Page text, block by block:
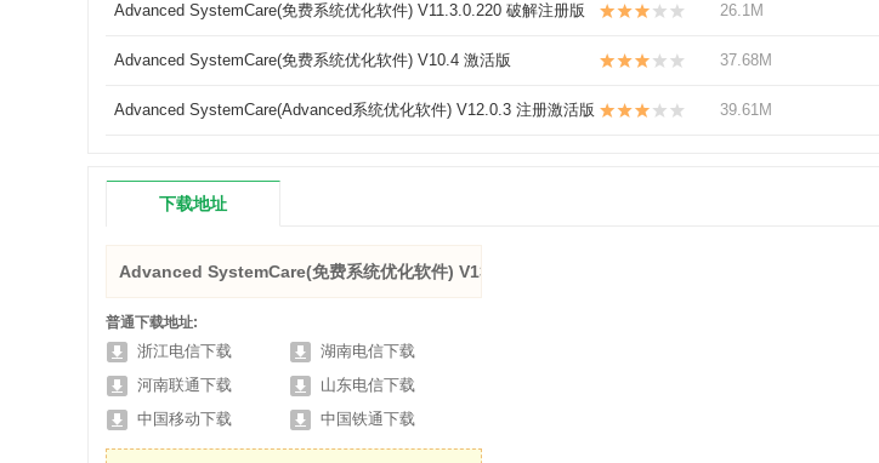
Advanced SystemCare(免费系统优化软件) V11.3.0.220 破解注册版 26.1M
Advanced SystemCare(免费系统优化软件) V10.4 激活版 37.68M
Advanced SystemCare(Advanced系统优化软件) V12.0.3 注册激活版 39.61M
下载地址
Advanced SystemCare(免费系统优化软件) V13.0.2.172 官方最新版
普通下载地址:
浙江电信下载
湖南电信下载
河南联通下载
山东电信下载
中国移动下载
中国铁通下载